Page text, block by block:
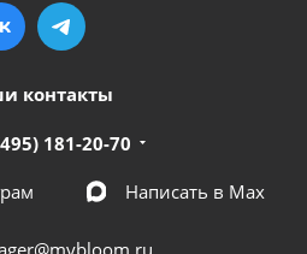
контакты
181-20-70
Написать в Мах